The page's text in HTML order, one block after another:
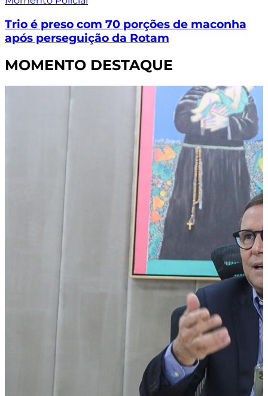
Trio é preso com 70 porções de maconha
após perseguição da Rotam
MOMENTO DESTAQUE